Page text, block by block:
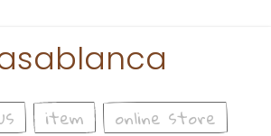
item
online store